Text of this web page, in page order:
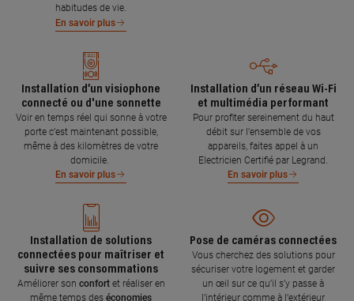
habitudes de vie.
En savoir plus
Installation d’un visiophone
connecté ou d'une sonnette
Voir en temps réel qui sonne à votre
porte c’est maintenant possible,
même à des kilomètres de votre
domicile.
En savoir plus
Installation d’un réseau Wi-Fi
et multimédia performant
Pour profiter sereinement du haut
débit sur l’ensemble de vos
appareils, faites appel à un
Electricien Certifié par Legrand.
En savoir plus
Installation de solutions
connectées pour maîtriser et
suivre ses consommations
Améliorer son confort et réaliser en
même temps des économies
Pose de caméras connectées
Vous cherchez des solutions pour
sécuriser votre logement et garder
un œil sur ce qu’il s’y passe à
l’intérieur comme à l’extérieur